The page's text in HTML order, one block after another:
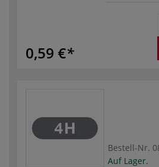
0,59 €
Bestell-Nr.
Auf Lager.